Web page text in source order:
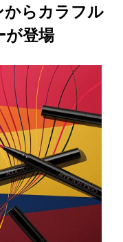
からカラフル
が登場